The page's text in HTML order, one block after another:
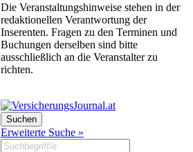
Die Veranstaltungshinweise stehen in der
redaktionellen Verantwortung der
Inserenten. Fragen zu den Terminen und
Buchungen derselben sind bitte
ausschließlich an die Veranstalter zu
richten.
Erweiterte Suche »